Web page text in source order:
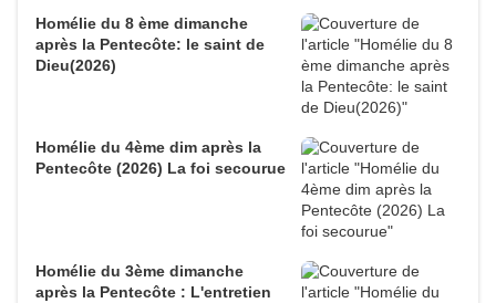
Homélie du 8 ème dimanche
après la Pentecôte: le saint de
Dieu(2026)
Homélie du 4ème dim après la
Pentecôte (2026) La foi secourue
Homélie du 3ème dimanche
après la Pentecôte : L'entretien